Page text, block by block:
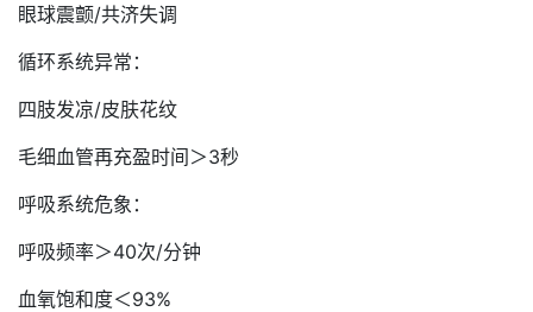
眼球震颤/共济失调
循环系统异常：
四肢发凉/皮肤花纹
毛细血管再充盈时间＞3秒
呼吸系统危象：
呼吸频率＞40次/分钟
血氧饱和度＜93%